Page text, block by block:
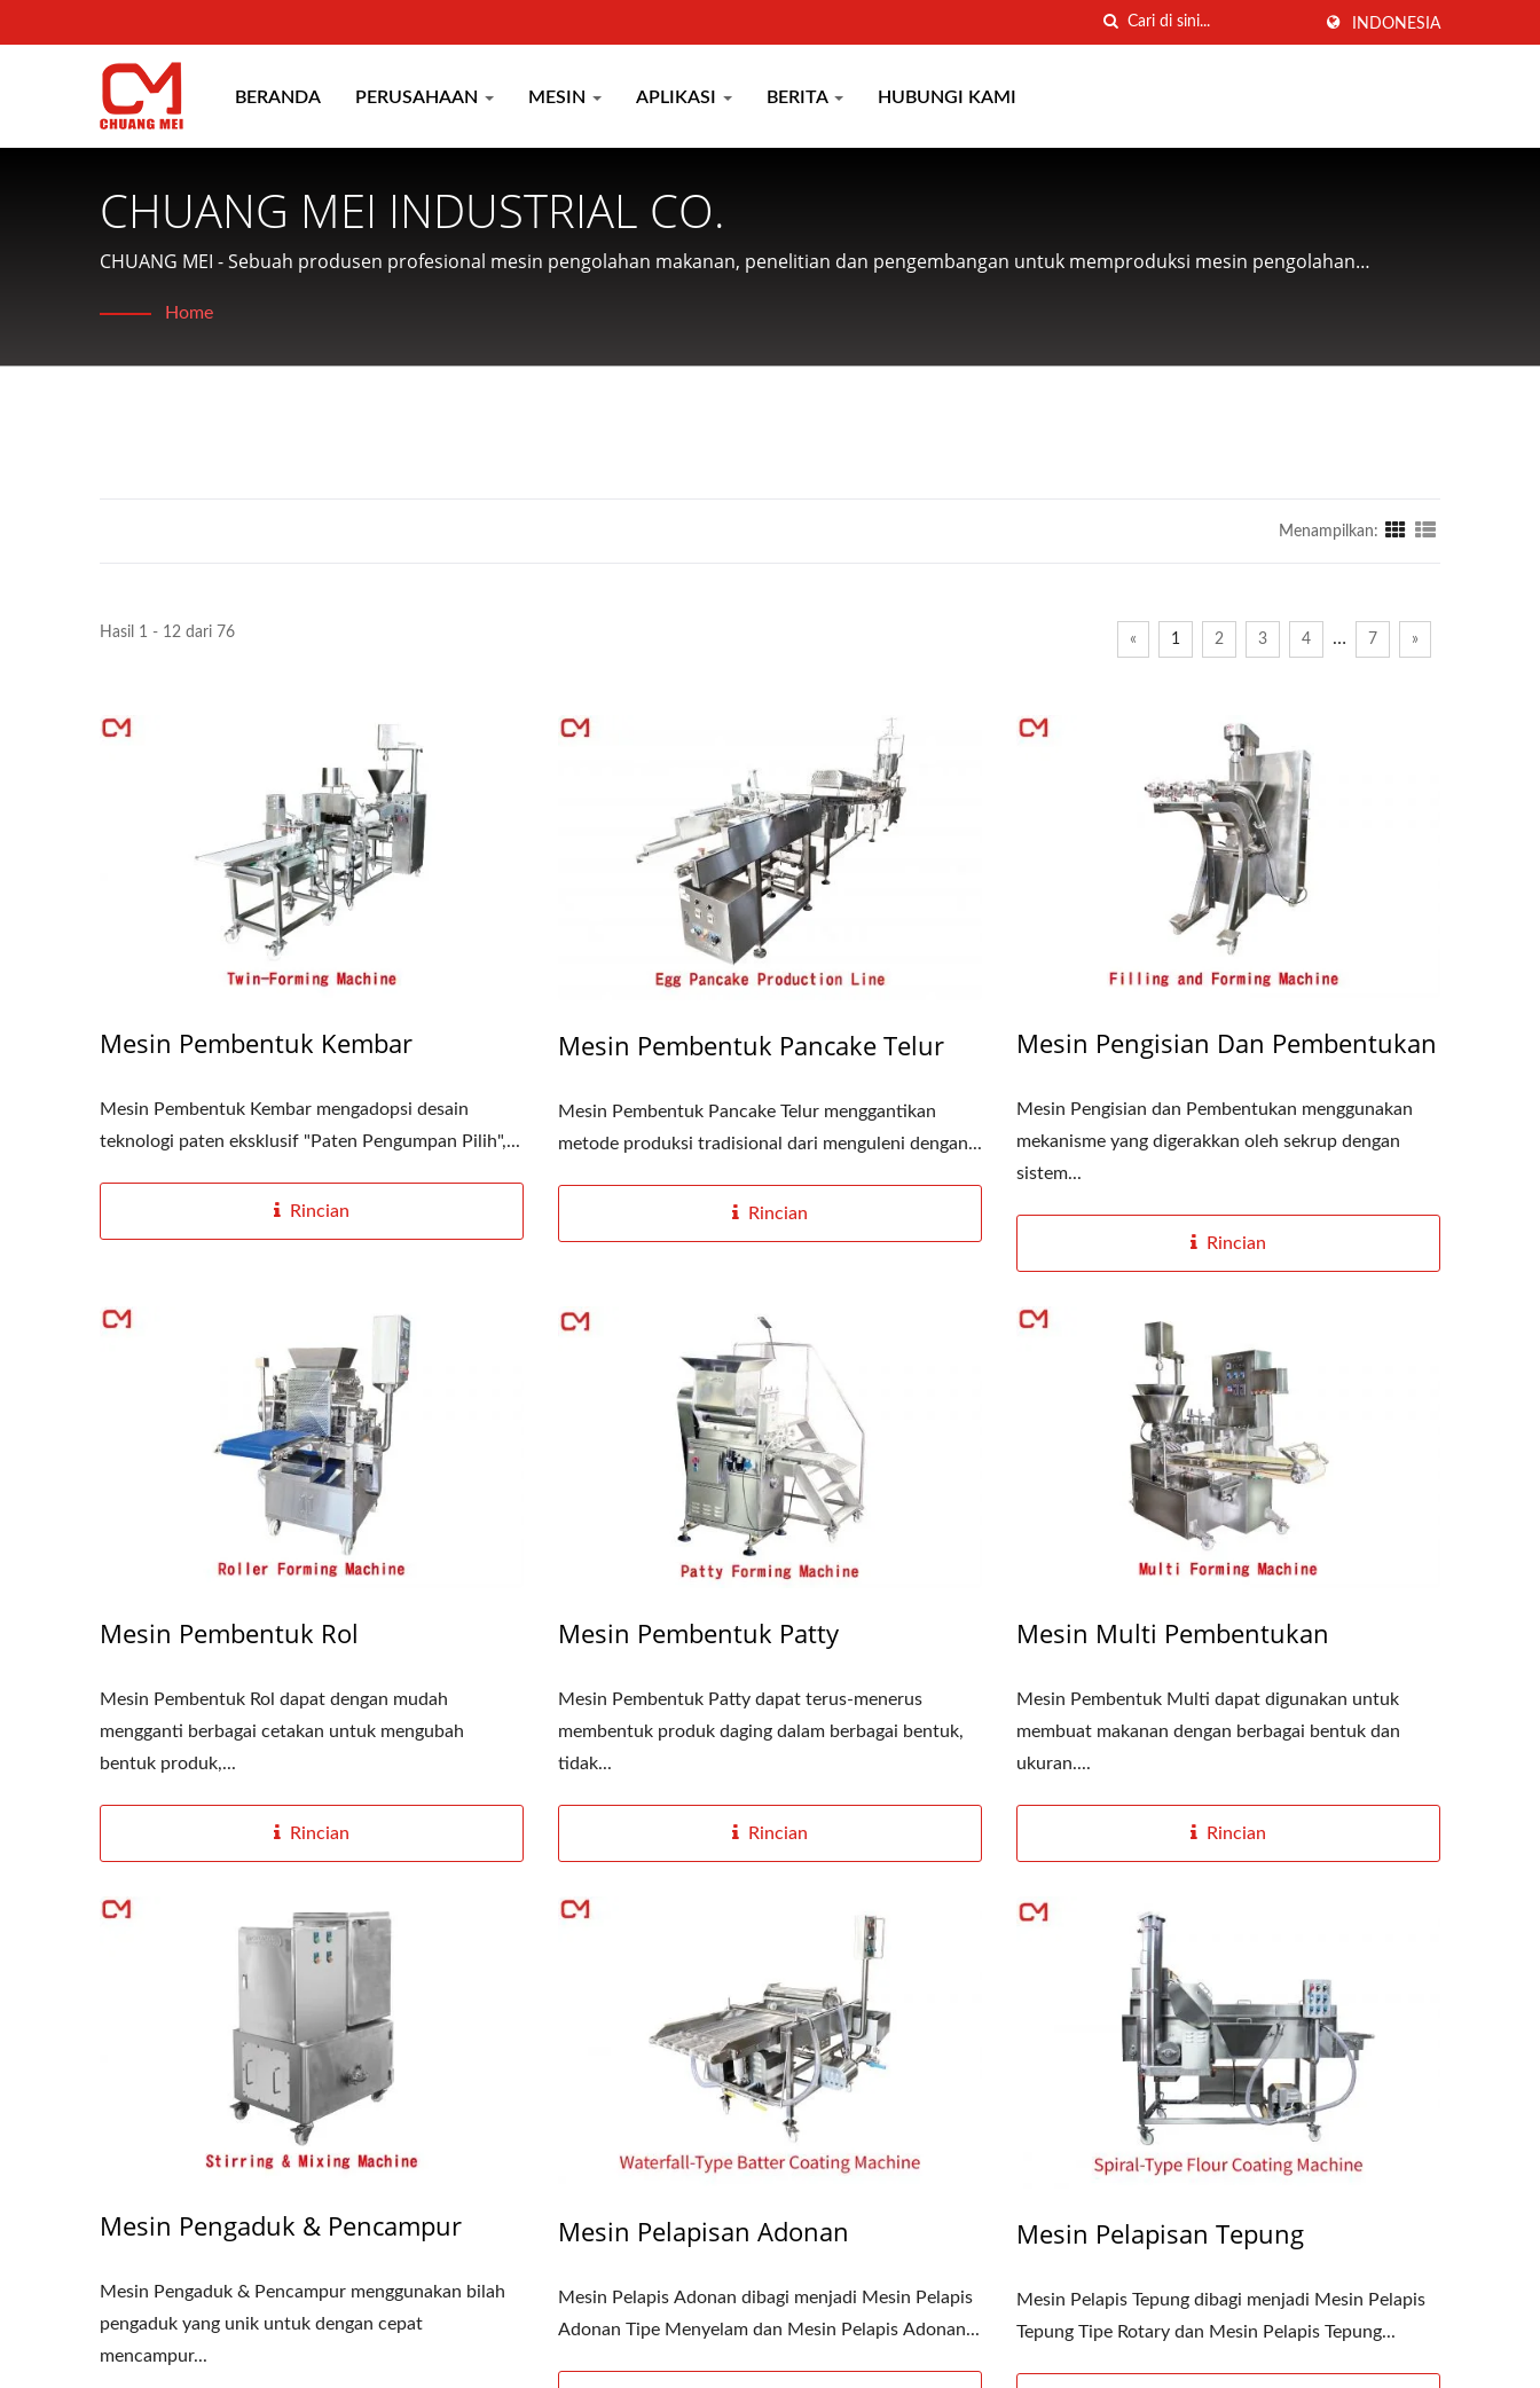
INDONESIA
BERANDA PERUSAHAAN MESIN APLIKASI BERITA HUBUNGI KAMI
CHUANG MEI INDUSTRIAL CO.
CHUANG MEI - Sebuah produsen profesional mesin pengolahan makanan, penelitian dan pengembangan untuk memproduksi mesin pengolahan
Home
Menampilkan:
Hasil 1 - 12 dari 76 « 1 2 3 4 … 7 »
Mesin Pembentuk Kembar
Mesin Pembentuk Kembar mengadopsi desain
teknologi paten eksklusif "Paten Pengumpan Pilih",...
Rincian
Mesin Pembentuk Pancake Telur
Mesin Pembentuk Pancake Telur menggantikan
metode produksi tradisional dari menguleni dengan...
Rincian
Mesin Pengisian Dan Pembentukan
Mesin Pengisian dan Pembentukan menggunakan
mekanisme yang digerakkan oleh sekrup dengan
sistem...
Rincian
Mesin Pembentuk Rol
Mesin Pembentuk Rol dapat dengan mudah
mengganti berbagai cetakan untuk mengubah
bentuk produk,...
Rincian
Mesin Pembentuk Patty
Mesin Pembentuk Patty dapat terus-menerus
membentuk produk daging dalam berbagai bentuk,
tidak...
Rincian
Mesin Multi Pembentukan
Mesin Pembentuk Multi dapat digunakan untuk
membuat makanan dengan berbagai bentuk dan
ukuran....
Rincian
Mesin Pengaduk & Pencampur
Mesin Pengaduk & Pencampur menggunakan bilah
pengaduk yang unik untuk dengan cepat
mencampur...
Mesin Pelapisan Adonan
Mesin Pelapis Adonan dibagi menjadi Mesin Pelapis
Adonan Tipe Menyelam dan Mesin Pelapis Adonan...
Mesin Pelapisan Tepung
Mesin Pelapis Tepung dibagi menjadi Mesin Pelapis
Tepung Tipe Rotary dan Mesin Pelapis Tepung...